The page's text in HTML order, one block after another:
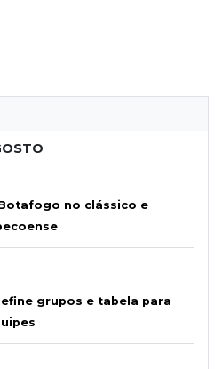
no clássico e
grupos e tabela para